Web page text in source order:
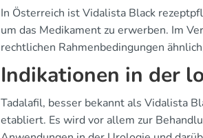
In Österreich ist Vidalista Black
um das Medikament zu erwerben. Im
rechtlichen Rahmenbedingungen
Indikationen in der
Tadalafil, besser bekannt als Vidalista
etabliert. Es wird vor allem zur